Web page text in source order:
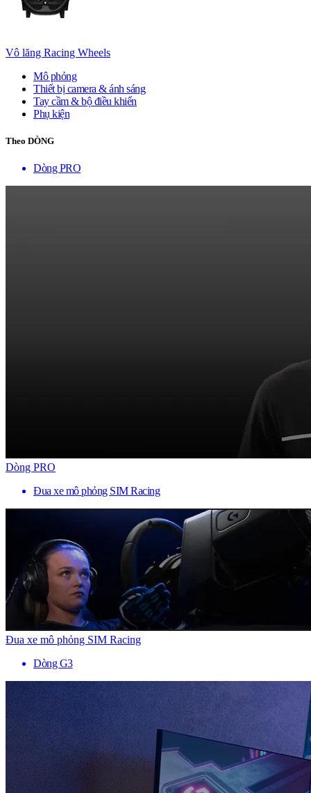
Vô lăng Racing Wheels
Mô phỏng
Thiết bị camera & ánh sáng
Tay cầm & bộ điều khiển
Phụ kiện
Theo DÒNG
Dòng PRO
Dòng PRO
Đua xe mô phỏng SIM Racing
Đua xe mô phỏng SIM Racing
Dòng G3